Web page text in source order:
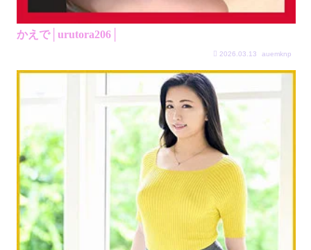
かえで│urutora206│
2026.03.13 auemknp